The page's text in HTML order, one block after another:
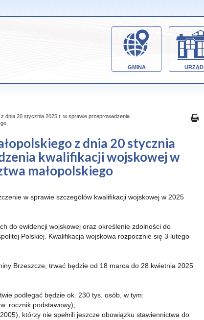
GMINA URZĄD
dnia 20 stycznia 2025 r. w sprawie przeprowadzenia
z dnia 20 stycznia
kwalifikacji wojskowej w
małopolskiego
w sprawie szczegółów kwalifikacji wojskowej w 2025
do ewidencji wojskowej oraz określenie zdolności do
Polskiej. Kwalifikacja wojskowa rozpocznie się 3 lutego
Brzeszcze, trwać będzie od 18 marca do 28 kwietnia 2025
podlegać będzie ok. 230 tys. osób, w tym:
rocznik podstawowy);
którzy nie spełnili jeszcze obowiązku stawiennictwa do